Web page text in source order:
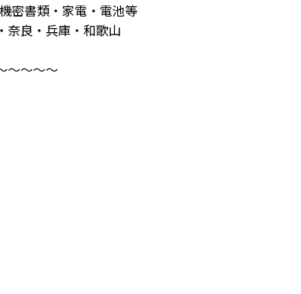
密書類・家電・電池等
奈良・兵庫・和歌山
～～～～